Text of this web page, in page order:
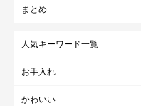
まとめ
人気キーワード一覧
お手入れ
かわいい